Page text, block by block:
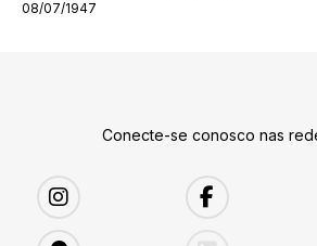
08/07/1947
Conecte-se conosco nas